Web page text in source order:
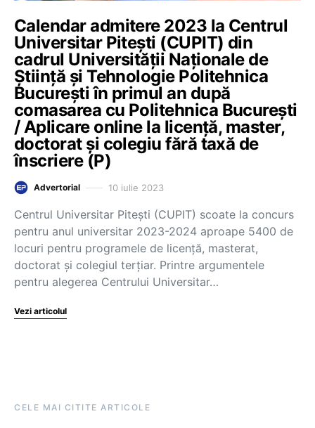
Calendar admitere 2023 la Centrul
Universitar Pitești (CUPIT) din
cadrul Universității Naționale de
Știință și Tehnologie Politehnica
București în primul an după
comasarea cu Politehnica București
/ Aplicare online la licență, master,
doctorat și colegiu fără taxă de
înscriere (P)
Advertorial 10 iulie 2023
Centrul Universitar Pitești (CUPIT) scoate la concurs
pentru anul universitar 2023-2024 aproape 5400 de
locuri pentru programele de licență, masterat,
doctorat și colegiul terțiar. Printre argumentele
pentru alegerea Centrului Universitar…
Vezi articolul
CELE MAI CITITE ARTICOLE